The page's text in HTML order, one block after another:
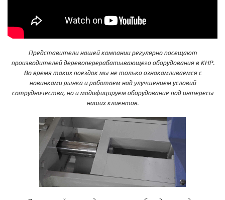
Представители нашей компании регулярно посещают
производителей деревоперерабатывающего оборудования в КНР.
Во время таких поездок мы не только ознакамливаемся с
новинками рынка и работаем над улучшением условий
сотрудничества, но и модифицируем оборудование под интересы
наших клиентов.